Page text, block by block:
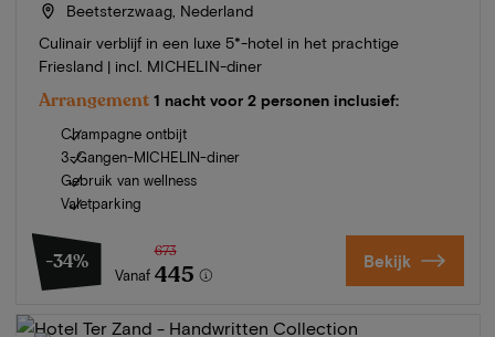
Beetsterzwaag, Nederland
Culinair verblijf in een luxe 5*-hotel in het prachtige
Friesland | incl. MICHELIN-diner
Arrangement 1 nacht voor 2 personen inclusief:
Champagne ontbijt
3-Gangen-MICHELIN-diner
Gebruik van wellness
Valetparking
-34%
Vanaf
673
445 Bekijk